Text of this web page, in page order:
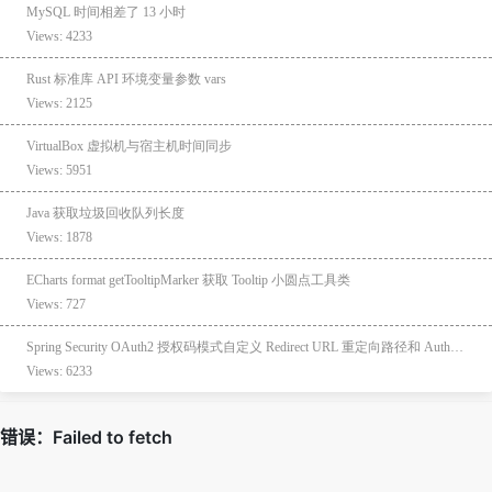
MySQL 时间相差了 13 小时
Views: 4233
Rust 标准库 API 环境变量参数 vars
Views: 2125
VirtualBox 虚拟机与宿主机时间同步
Views: 5951
Java 获取垃圾回收队列长度
Views: 1878
ECharts format getTooltipMarker 获取 Tooltip 小圆点工具类
Views: 727
Views: 6233